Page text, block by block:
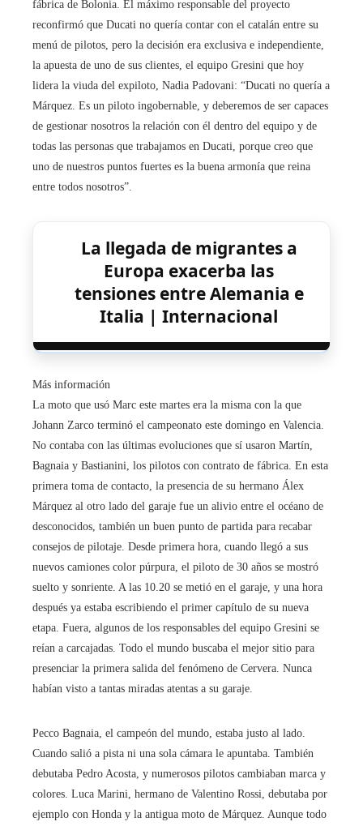
fábrica de Bolonia. El máximo responsable del proyecto
reconfirmó que Ducati no quería contar con el catalán entre su
menú de pilotos, pero la decisión era exclusiva e independiente,
la apuesta de uno de sus clientes, el equipo Gresini que hoy
lidera la viuda del expiloto, Nadia Padovani: “Ducati no quería a
Márquez. Es un piloto ingobernable, y deberemos de ser capaces
de gestionar nosotros la relación con él dentro del equipo y de
todas las personas que trabajamos en Ducati, porque creo que
uno de nuestros puntos fuertes es la buena armonía que reina
entre todos nosotros”.
La llegada de migrantes a
Europa exacerba las
tensiones entre Alemania e
Italia | Internacional
Más información
La moto que usó Marc este martes era la misma con la que
Johann Zarco terminó el campeonato este domingo en Valencia.
No contaba con las últimas evoluciones que sí usaron Martín,
Bagnaia y Bastianini, los pilotos con contrato de fábrica. En esta
primera toma de contacto, la presencia de su hermano Álex
Márquez al otro lado del garaje fue un alivio entre el océano de
desconocidos, también un buen punto de partida para recabar
consejos de pilotaje. Desde primera hora, cuando llegó a sus
nuevos camiones color púrpura, el piloto de 30 años se mostró
suelto y sonriente. A las 10.20 se metió en el garaje, y una hora
después ya estaba escribiendo el primer capítulo de su nueva
etapa. Fuera, algunos de los responsables del equipo Gresini se
reían a carcajadas. Todo el mundo buscaba el mejor sitio para
presenciar la primera salida del fenómeno de Cervera. Nunca
habían visto a tantas miradas atentas a su garaje.
Pecco Bagnaia, el campeón del mundo, estaba justo al lado.
Cuando salió a pista ni una sola cámara le apuntaba. También
debutaba Pedro Acosta, y numerosos pilotos cambiaban marca y
colores. Luca Marini, hermano de Valentino Rossi, debutaba por
ejemplo con Honda y la antigua moto de Márquez. Aunque todo